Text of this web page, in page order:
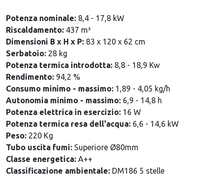
Potenza nominale: 8,4 - 17,8 kW
Riscaldamento: 437 m³
Dimensioni B x H x P: 83 x 120 x 62 cm
Serbatoio: 28 kg
Potenza termica introdotta: 8,8 - 18,9 Kw
Rendimento: 94,2 %
Consumo minimo - massimo: 1,89 - 4,05 kg/h
Autonomia minimo - massimo: 6,9 - 14,8 h
Potenza elettrica in esercizio: 16 W
Potenza termica resa dell'acqua: 6,6 - 14,6 kW
Peso: 220 Kg
Tubo uscita fumi: Superiore Ø80mm
Classe energetica: A++
Classificazione ambientale: DM186 5 stelle